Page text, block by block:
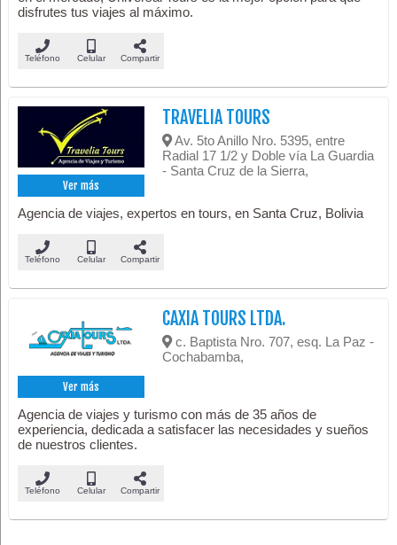
disfrutes tus viajes al máximo.
Teléfono Celular Compartir
Ver más
TRAVELIA TOURS
Av. 5to Anillo Nro. 5395, entre
Radial 17 1/2 y Doble vía La Guardia
- Santa Cruz de la Sierra,
Agencia de viajes, expertos en tours, en Santa Cruz, Bolivia
Teléfono Celular Compartir
Ver más
CAXIA TOURS LTDA.
c. Baptista Nro. 707, esq. La Paz -
Cochabamba,
Agencia de viajes y turismo con más de 35 años de
experiencia, dedicada a satisfacer las necesidades y sueños
de nuestros clientes.
Teléfono Celular Compartir